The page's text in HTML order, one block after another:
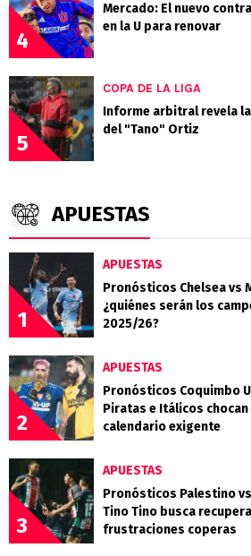
4
Mercado: El nuevo
en la U para renovar
5
COPA DE LA LIGA
Informe arbitral revela
del "Tano" Ortiz
APUESTAS
1
APUESTAS
Pronósticos Chelsea vs
¿quiénes serán los
2025/26?
2
APUESTAS
Pronósticos Coquimbo
Piratas e Itálicos chocan
calendario exigente
3
APUESTAS
Pronósticos Palestino
Tino Tino busca
frustraciones coperas